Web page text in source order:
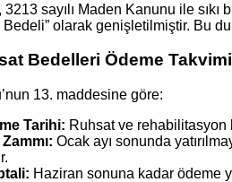
sayılı Maden Kanunu ile
olarak genişletilmiştir. Bu
Bedelleri Ödeme
13. maddesine göre:
Tarihi: Ruhsat ve rehabilitasyon
Ocak ayı sonunda
Haziran sonuna kadar ödeme